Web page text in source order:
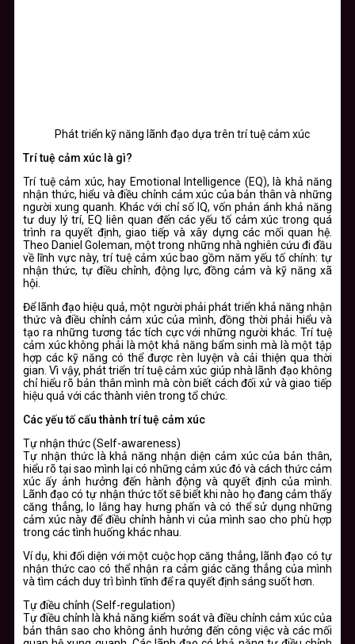
Phát triển kỹ năng lãnh đạo dựa trên trí tuệ cảm xúc
Trí tuệ cảm xúc là gì?
Trí tuệ cảm xúc, hay Emotional Intelligence (EQ), là khả năng
nhận thức, hiểu và điều chỉnh cảm xúc của bản thân và những
người xung quanh. Khác với chỉ số IQ, vốn phản ánh khả năng
tư duy lý trí, EQ liên quan đến các yếu tố cảm xúc trong quá
trình ra quyết định, giao tiếp và xây dựng các mối quan hệ.
Theo Daniel Goleman, một trong những nhà nghiên cứu đi đầu
về lĩnh vực này, trí tuệ cảm xúc bao gồm năm yếu tố chính: tự
nhận thức, tự điều chỉnh, động lực, đồng cảm và kỹ năng xã
hội.
Để lãnh đạo hiệu quả, một người phải phát triển khả năng nhận
thức và điều chỉnh cảm xúc của mình, đồng thời phải hiểu và
tạo ra những tương tác tích cực với những người khác. Trí tuệ
cảm xúc không phải là một khả năng bẩm sinh mà là một tập
hợp các kỹ năng có thể được rèn luyện và cải thiện qua thời
gian. Vì vậy, phát triển trí tuệ cảm xúc giúp nhà lãnh đạo không
chỉ hiểu rõ bản thân mình mà còn biết cách đối xử và giao tiếp
hiệu quả với các thành viên trong tổ chức.
Các yếu tố cấu thành trí tuệ cảm xúc
Tự nhận thức (Self-awareness)
Tự nhận thức là khả năng nhận diện cảm xúc của bản thân,
hiểu rõ tại sao mình lại có những cảm xúc đó và cách thức cảm
xúc ấy ảnh hưởng đến hành động và quyết định của mình.
Lãnh đạo có tự nhận thức tốt sẽ biết khi nào họ đang cảm thấy
căng thẳng, lo lắng hay hưng phấn và có thể sử dụng những
cảm xúc này để điều chỉnh hành vi của mình sao cho phù hợp
trong các tình huống khác nhau.
Ví dụ, khi đối diện với một cuộc họp căng thẳng, lãnh đạo có tự
nhận thức cao có thể nhận ra cảm giác căng thẳng của mình
và tìm cách duy trì bình tĩnh để ra quyết định sáng suốt hơn.
Tự điều chỉnh (Self-regulation)
Tự điều chỉnh là khả năng kiểm soát và điều chỉnh cảm xúc của
bản thân sao cho không ảnh hưởng đến công việc và các mối